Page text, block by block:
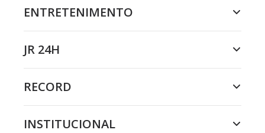
ENTRETENIMENTO
JR 24H
RECORD
INSTITUCIONAL